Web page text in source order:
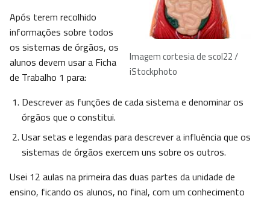
Imagem cortesia de scol22 /
iStockphoto
Após terem recolhido
informações sobre todos
os sistemas de órgãos, os
alunos devem usar a Ficha
de Trabalho 1 para:
Descrever as funções de cada sistema e denominar os
órgãos que o constitui.
Usar setas e legendas para descrever a influência que os
sistemas de órgãos exercem uns sobre os outros.
Usei 12 aulas na primeira das duas partes da unidade de
ensino, ficando os alunos, no final, com um conhecimento